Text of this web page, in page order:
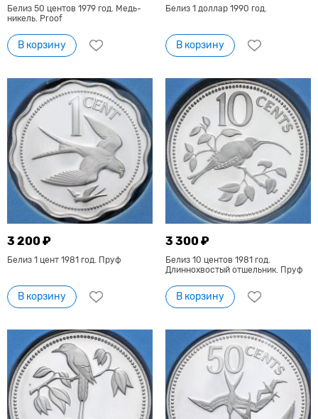
Белиз 50 центов 1979 год. Медь-
никель. Proof
В корзину
Белиз 1 доллар 1990 год.
В корзину
3 200 ₽
Белиз 1 цент 1981 год. Пруф
В корзину
3 300 ₽
Белиз 10 центов 1981 год.
Длиннохвостый отшельник. Пруф
В корзину